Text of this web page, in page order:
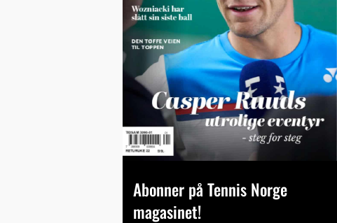
Abonner på Tennis Norge
magasinet!